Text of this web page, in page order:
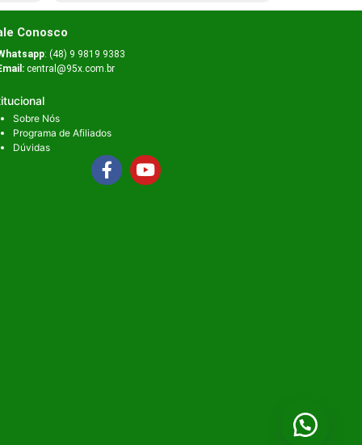
Conosco
: (48) 9 9819 9383
central@95x.com.br
Sobre Nós
Programa de Afiliados
Dúvidas